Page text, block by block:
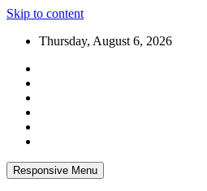
Skip to content
Thursday, August 6, 2026
Responsive Menu